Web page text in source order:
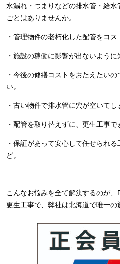
水漏れ・つまりなどの排水管・給水
ごとはありませんか。
・管理物件の老朽化した配管をコス
・施設の稼働に影響が出ないように
・今後の修繕コストをおたえたい
い。
・古い物件で排水管に穴が空いてし
・配管を取り替えずに、更生工事で
・保証があって安心して任せられ
ど。
こんなお悩みを全て解決するのが、
更生工事で、弊社は北海道で唯一の